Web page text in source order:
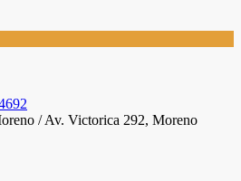
/ Av. Victorica 292, Moreno